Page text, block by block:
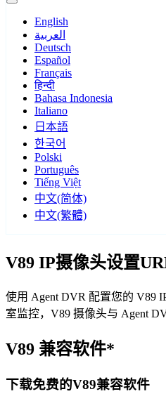
English
العربية
Deutsch
Español
Français
हिन्दी
Bahasa Indonesia
Italiano
日本語
한국어
Polski
Português
Tiếng Việt
中文(简体)
中文(繁體)
V89 IP摄像头设置
使用 Agent DVR 配置您的 V89
室监控，V89 摄像头与 Agent
V89 兼容软件*
下载免费的V89兼容软件